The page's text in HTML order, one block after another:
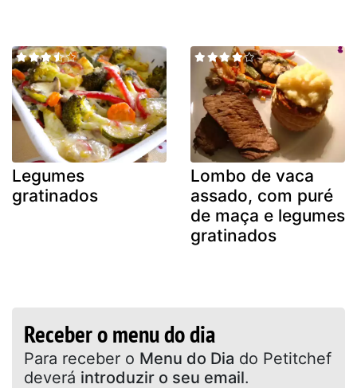
Legumes
gratinados
Lombo de vaca
assado, com puré
de maça e legumes
gratinados
Receber o menu do dia
Para receber o Menu do Dia do Petitchef
deverá introduzir o seu email.